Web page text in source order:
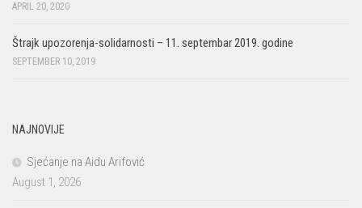
APRIL 20, 2020
Štrajk upozorenja-solidarnosti – 11. septembar 2019. godine
SEPTEMBER 10, 2019
NAJNOVIJE
Sjećanje na Aidu Arifović
August 1, 2026